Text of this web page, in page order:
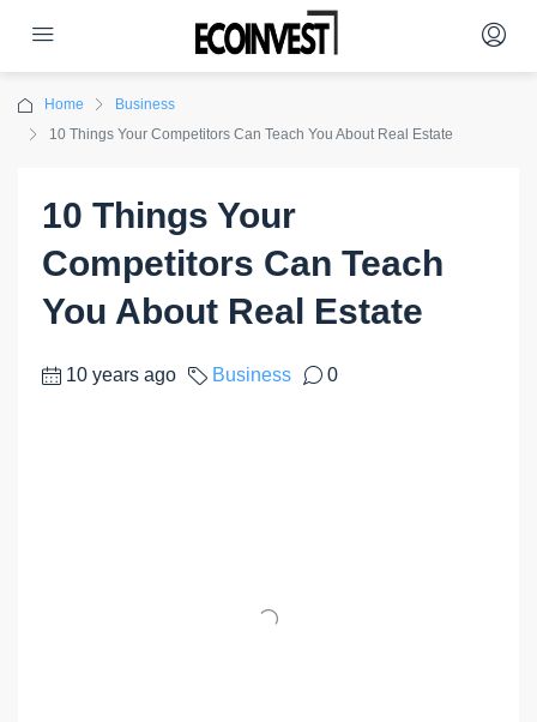
Home
Business
10 Things Your Competitors Can Teach You About Real Estate
10 Things Your
Competitors Can Teach
You About Real Estate
10 years ago Business 0